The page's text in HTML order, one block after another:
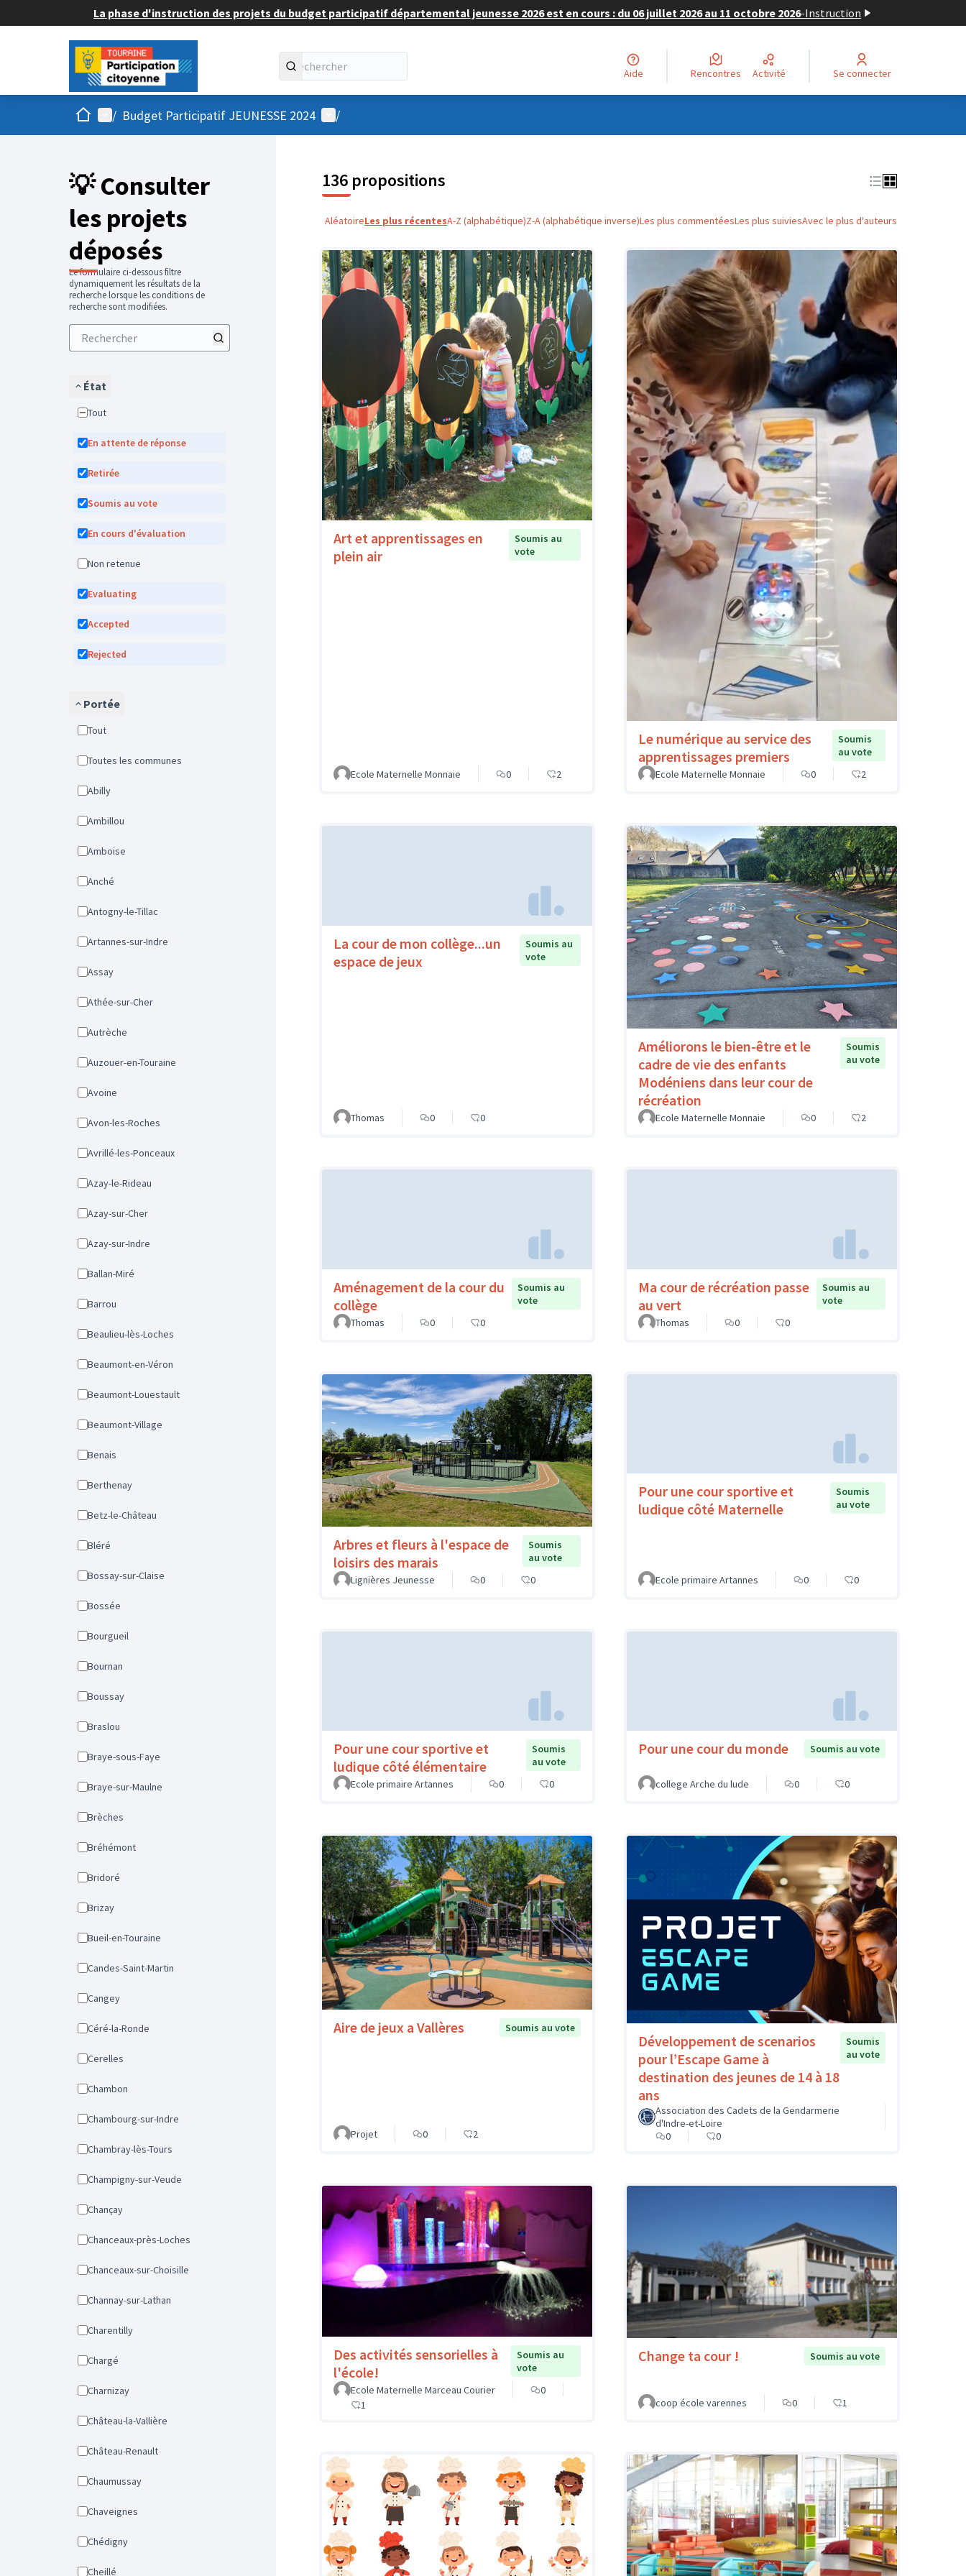
La phase d'instruction des projets du budget participatif départemental jeunesse 2026 est en cours : du 06 juillet 2026 au 11 octobre 2026-Instruction
Aide Rencontres Activité Se connecter
AccueilMenu principal
/ Budget Participatif JEUNESSE 2024 Menu utilisateur
/
💡 Consulter
les projets
déposés
Le formulaire ci-dessous filtre
dynamiquement les résultats de la
recherche lorsque les conditions de
recherche sont modifiées.
État
Tout
En attente de réponse
Retirée
Soumis au vote
En cours d'évaluation
Non retenue
Evaluating
Accepted
Rejected
Portée
Tout
Toutes les communes
Abilly
Ambillou
Amboise
Anché
Antogny-le-Tillac
Artannes-sur-Indre
Assay
Athée-sur-Cher
Autrèche
Auzouer-en-Touraine
Avoine
Avon-les-Roches
Avrillé-les-Ponceaux
Azay-le-Rideau
Azay-sur-Cher
Azay-sur-Indre
Ballan-Miré
Barrou
Beaulieu-lès-Loches
Beaumont-en-Véron
Beaumont-Louestault
Beaumont-Village
Benais
Berthenay
Betz-le-Château
Bléré
Bossay-sur-Claise
Bossée
Bourgueil
Bournan
Boussay
Braslou
Braye-sous-Faye
Braye-sur-Maulne
Brèches
Bréhémont
Bridoré
Brizay
Bueil-en-Touraine
Candes-Saint-Martin
Cangey
Céré-la-Ronde
Cerelles
Chambon
Chambourg-sur-Indre
Chambray-lès-Tours
Champigny-sur-Veude
Chançay
Chanceaux-près-Loches
Chanceaux-sur-Choisille
Channay-sur-Lathan
Charentilly
Chargé
Charnizay
Château-la-Vallière
Château-Renault
Chaumussay
Chaveignes
Chédigny
Cheillé
136 propositions
AléatoireLes plus récentesA-Z (alphabétique)Z-A (alphabétique inverse)Les plus commentéesLes plus suiviesAvec le plus d'auteurs
Art et apprentissages en
plein air
Soumis au
vote
Ecole Maternelle Monnaie 0 2
Le numérique au service des
apprentissages premiers
Soumis
au vote
Ecole Maternelle Monnaie
0 2
La cour de mon collège...un
espace de jeux
Soumis au
vote
Thomas 0 0
Améliorons le bien-être et le
cadre de vie des enfants
Modéniens dans leur cour de
récréation
Soumis
au vote
Ecole Maternelle Monnaie 0 2
Aménagement de la cour du
collège
Soumis au
vote
Thomas
0 0
Ma cour de récréation passe
au vert
Soumis au
vote
Thomas
0 0
Arbres et fleurs à l'espace de
loisirs des marais
Soumis
au vote
Lignières Jeunesse
0 0
Pour une cour sportive et
ludique côté Maternelle
Soumis
au vote
Ecole primaire Artannes 0 0
Pour une cour sportive et
ludique côté élémentaire
Soumis
au vote
Ecole primaire Artannes
0 0
Pour une cour du monde Soumis au vote
college Arche du lude 0 0
Aire de jeux a Vallères Soumis au vote
Projet 0 2
Développement de scenarios
pour l’Escape Game à
destination des jeunes de 14 à 18
ans
Soumis
au vote
Association des Cadets de la Gendarmerie
d'Indre-et-Loire
0
0
Des activités sensorielles à
l'école!
Soumis au
vote
Ecole Maternelle Marceau Courier
0
1
Change ta cour ! Soumis au vote
coop école varennes 0 1